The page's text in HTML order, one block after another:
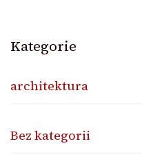
Kategorie
architektura
Bez kategorii